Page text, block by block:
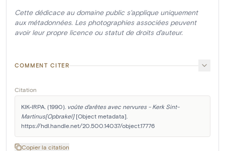
Cette dédicace au domaine public s'applique uniquement
aux métadonnées. Les photographies associées peuvent
avoir leur propre licence ou statut de droits d'auteur.
COMMENT CITER
Citation
KIK-IRPA. (1990). voûte d'arêtes avec nervures - Kerk Sint-
Martinus[Opbrakel] [Object metadata].
https://hdl.handle.net/20.500.14037/object.17776
Copier la citation